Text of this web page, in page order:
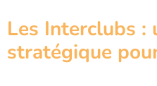
Les Interclubs :
stratégique